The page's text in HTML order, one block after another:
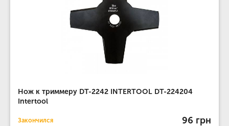
Нож к триммеру DT-2242 INTERTOOL DT-224204
Intertool
Закончился 96 грн